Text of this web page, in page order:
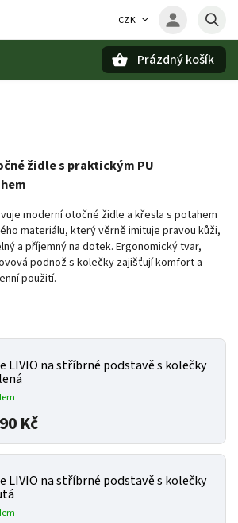
CZK
Prázdný košík
židle s praktickým PU
moderní otočné židle a křesla s potahem
materiálu, který věrně imituje pravou kůži,
a příjemný na dotek. Ergonomický tvar,
podnož s kolečky zajišťují komfort a
použití.
LIVIO na stříbrné podstavě s kolečky
Kč
LIVIO na stříbrné podstavě s kolečky